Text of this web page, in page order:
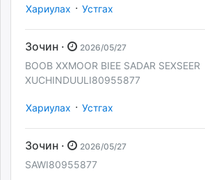
Хариулах · Устгах
Зочин · 2026/05/27
BOOB XXMOOR BIEE SADAR SEXSEER
XUCHINDUULI80955877
Хариулах · Устгах
Зочин · 2026/05/27
SAWI80955877